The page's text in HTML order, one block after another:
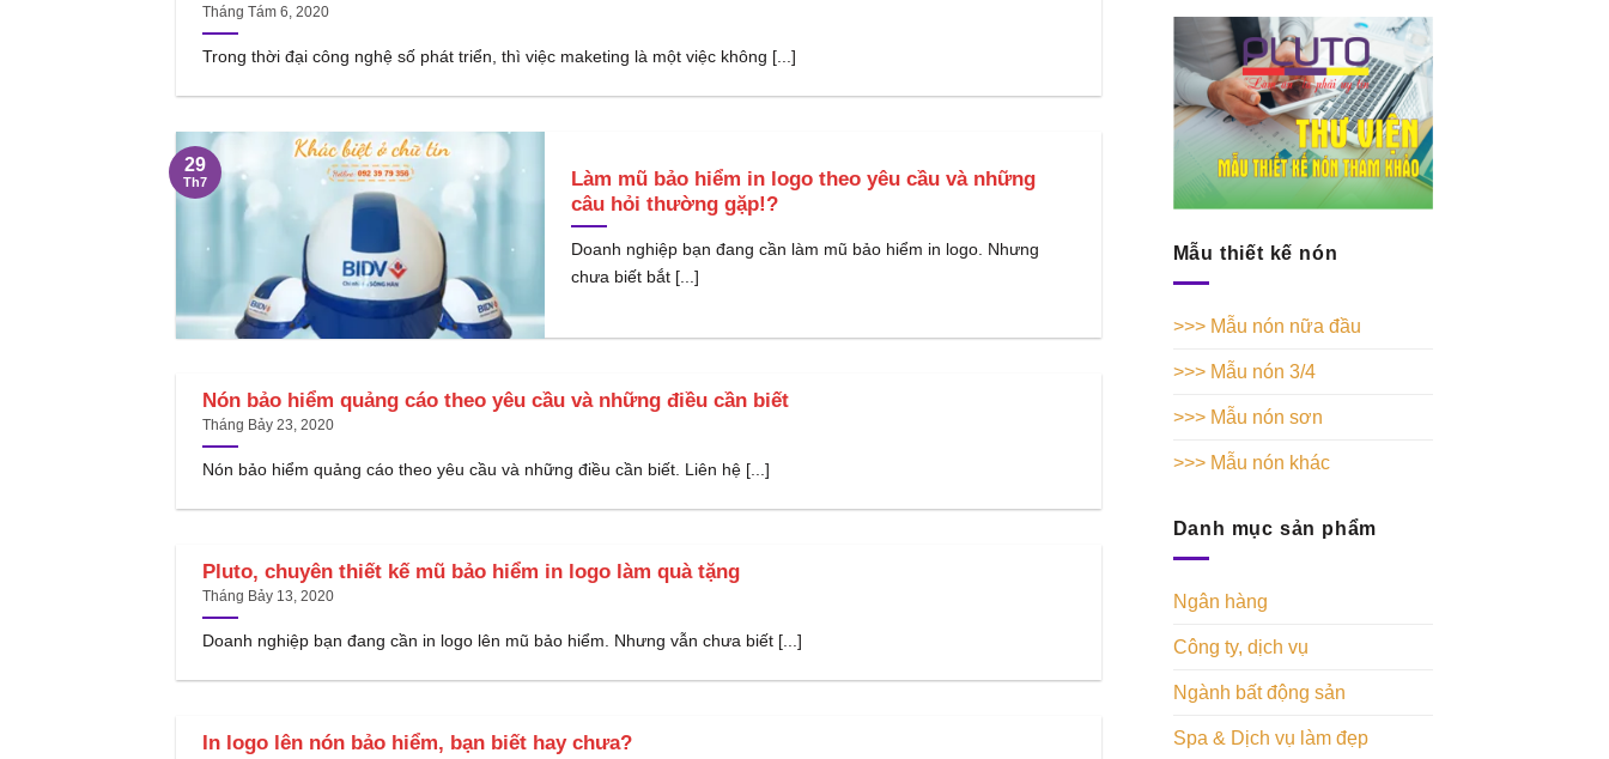
Tháng Tám 6, 2020
Trong thời đại công nghệ số phát triển, thì việc maketing là một việc không [...]
Làm mũ bảo hiểm in logo theo yêu cầu và những
câu hỏi thường gặp!?
Doanh nghiệp bạn đang cần làm mũ bảo hiểm in logo. Nhưng
chưa biết bắt [...]
29
Th7
Nón bảo hiểm quảng cáo theo yêu cầu và những điều cần biết
Tháng Bảy 23, 2020
Nón bảo hiểm quảng cáo theo yêu cầu và những điều cần biết. Liên hệ [...]
Pluto, chuyên thiết kế mũ bảo hiểm in logo làm quà tặng
Tháng Bảy 13, 2020
Doanh nghiệp bạn đang cần in logo lên mũ bảo hiểm. Nhưng vẫn chưa biết [...]
In logo lên nón bảo hiểm, bạn biết hay chưa?
Mẫu thiết kế nón
>>> Mẫu nón nữa đầu
>>> Mẫu nón 3/4
>>> Mẫu nón sơn
>>> Mẫu nón khác
Danh mục sản phẩm
Ngân hàng
Công ty, dịch vụ
Ngành bất động sản
Spa & Dịch vụ làm đẹp